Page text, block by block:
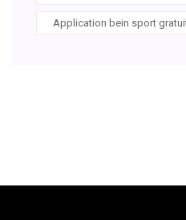
Application bein sport